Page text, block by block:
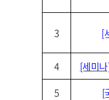
3 [
4
[세미
5
[